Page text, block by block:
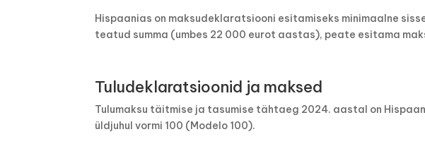
Hispaanias on maksudeklaratsiooni esitamiseks minimaalne
teatud summa (umbes 22 000 eurot aastas), peate esitama
Tuludeklaratsioonid ja maksed
Tulumaksu täitmise ja tasumise tähtaeg 2024. aastal on
üldjuhul vormi 100 (Modelo 100).